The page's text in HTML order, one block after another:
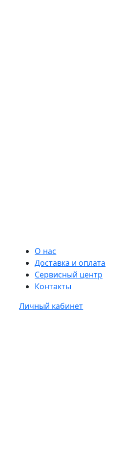
О нас
Доставка и оплата
Сервисный центр
Контакты
Личный кабинет